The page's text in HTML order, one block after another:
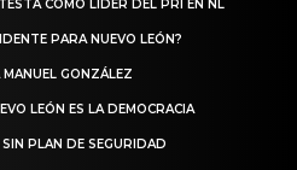
COMO LÍDER DEL PRI EN NL
PARA NUEVO LEÓN?
GONZÁLEZ
LEÓN ES LA DEMOCRACIA
PLAN DE SEGURIDAD